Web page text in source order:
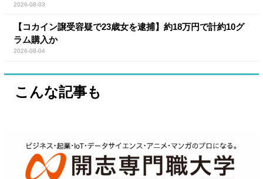
2026-08-03
【コカイン譲受容疑で23歳女を逮捕】約18万円で計約10グ
ラム購入か
2026-08-04
こんな記事も